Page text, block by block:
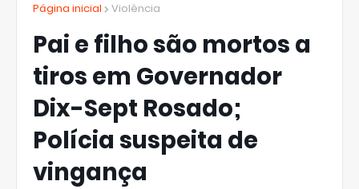
Página inicial Violência
Pai e filho são mortos a
tiros em Governador
Dix-Sept Rosado;
Polícia suspeita de
vingança